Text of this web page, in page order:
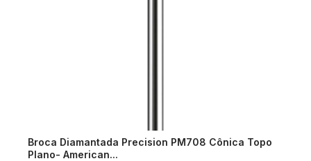
Broca Diamantada Precision PM708 Cônica Topo
Plano- American...